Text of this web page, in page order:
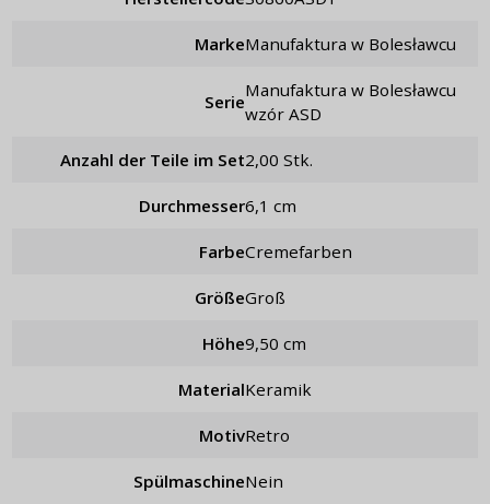
Marke Manufaktura w Bolesławcu
Serie
Manufaktura w Bolesławcu
wzór ASD
Anzahl der Teile im Set 2,00 Stk.
Durchmesser 6,1 cm
Farbe Cremefarben
Größe Groß
Höhe 9,50 cm
Material Keramik
Motiv retro
Spülmaschine Nein